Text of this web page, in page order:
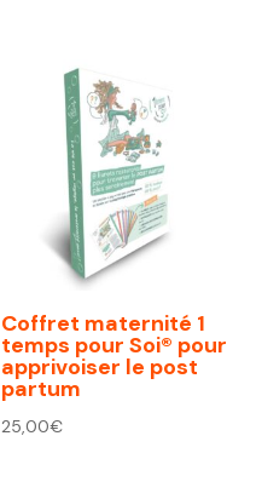
Coffret maternité 1
temps pour Soi® pour
apprivoiser le post
partum
25,00€